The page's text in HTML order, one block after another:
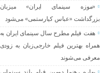
«موزه سینمای ایران» میزبان
بزرگداشت «عباس کیارستمی» می‌شود
هفت فیلم مطرح سال سینمای ایران به
همراه بهترین فیلم خارجی‌زبان به زودی
معرفی می‌شوند